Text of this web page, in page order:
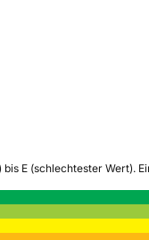
E (schlechtester Wert).